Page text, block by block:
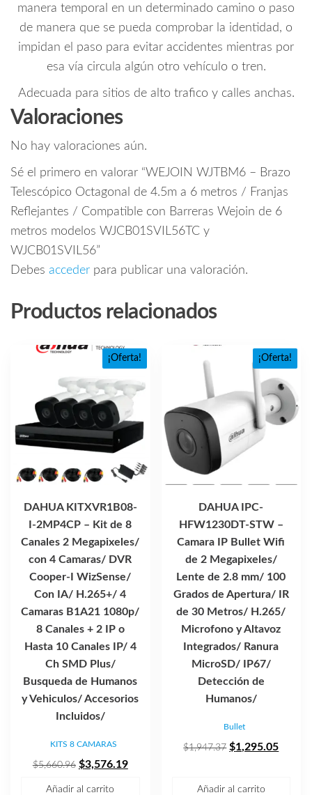
manera temporal en un determinado camino o paso
de manera que se pueda comprobar la identidad, o
impidan el paso para evitar accidentes mientras por
esa vía circula algún otro vehículo o tren.
Adecuada para sitios de alto trafico y calles anchas.
Valoraciones
No hay valoraciones aún.
Sé el primero en valorar “WEJOIN WJTBM6 – Brazo
Telescópico Octagonal de 4.5m a 6 metros / Franjas
Reflejantes / Compatible con Barreras Wejoin de 6
metros modelos WJCB01SVIL56TC y
WJCB01SVIL56”
Debes acceder para publicar una valoración.
Productos relacionados
¡Oferta!
DAHUA KITXVR1B08-
I-2MP4CP – Kit de 8
Canales 2 Megapixeles/
con 4 Camaras/ DVR
Cooper-I WizSense/
Con IA/ H.265+/ 4
Camaras B1A21 1080p/
8 Canales + 2 IP o
Hasta 10 Canales IP/ 4
Ch SMD Plus/
Busqueda de Humanos
y Vehiculos/ Accesorios
Incluidos/
KITS 8 CAMARAS
$5,660.96 El
$3,576.19El
Añadir al carrito
¡Oferta!
DAHUA IPC-
HFW1230DT-STW –
Camara IP Bullet Wifi
de 2 Megapixeles/
Lente de 2.8 mm/ 100
Grados de Apertura/ IR
de 30 Metros/ H.265/
Microfono y Altavoz
Integrados/ Ranura
MicroSD/ IP67/
Detección de
Humanos/
Bullet
$1,947.37 El
$1,295.05El
Añadir al carrito